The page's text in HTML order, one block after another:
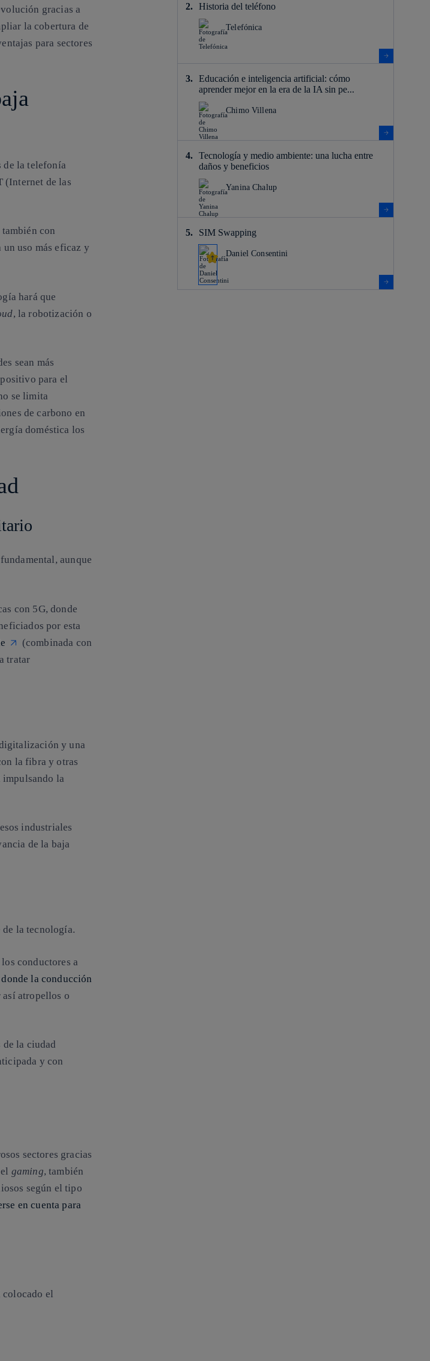
gracias a
la cobertura de
para sectores
de la telefonía
(Internet de las
con
uso más eficaz y
hará que
, la robotización o
sean más
para el
se limita
de carbono en
doméstica los
aunque
con 5G, donde
por esta
(combinada con
tratar
y una
la fibray otras
la
industriales
de la baja
de la tecnología.
conductores a
donde la conducción
así atropellos o
de la ciudad
y con
sectores gracias
gaming, también
según el tipo
en cuenta para
colocado el
Historia del teléfono
Telefónica
Educación e inteligencia artificial: cómo
aprender mejor en la era de la IA sin pe...
Chimo Villena
Tecnología y medio ambiente: una lucha entre
daños y beneficios
Yanina Chalup
SIM Swapping
Daniel Consentini